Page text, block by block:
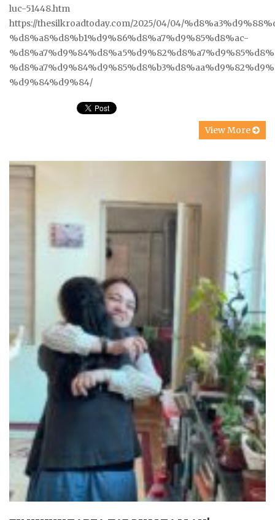
luc-51448.htm
https://thesilkroadtoday.com/2025/04/04/
%d8%a8%d8%b1%d9%86%d8%a7%d9%85%d8%ac-
%d9%84%d9%84/
View More